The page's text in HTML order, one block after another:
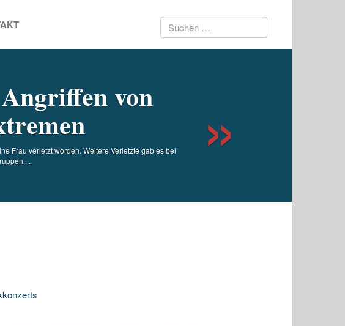
Suchen
von
Frau verletzt worden. Weitere Verletzte gab es bei